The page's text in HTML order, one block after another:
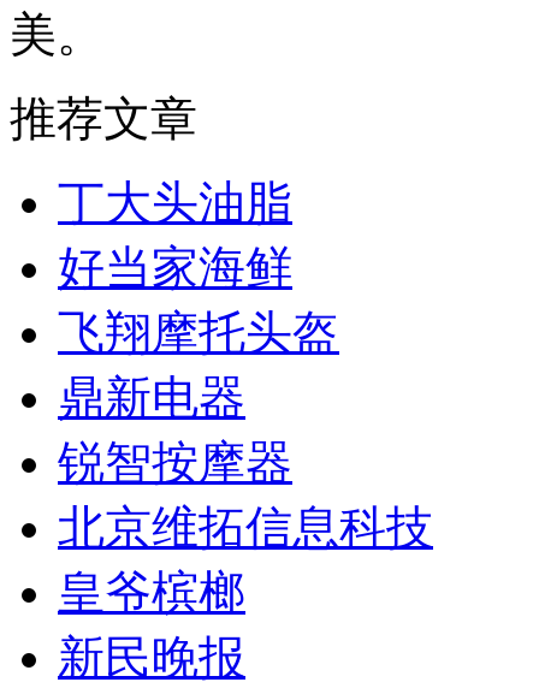
美。
推荐文章
丁大头油脂
好当家海鲜
飞翔摩托头盔
鼎新电器
锐智按摩器
北京维拓信息科技
皇爷槟榔
新民晚报